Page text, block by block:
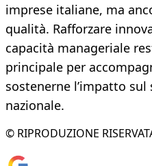
imprese italiane, ma
qualità. Rafforzare
capacità manageriale
principale per
sostenerne l’impatto
nazionale.
© RIPRODUZIONE